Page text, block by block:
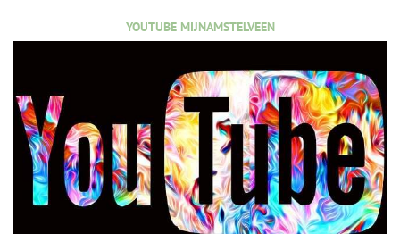
YOUTUBE MIJNAMSTELVEEN